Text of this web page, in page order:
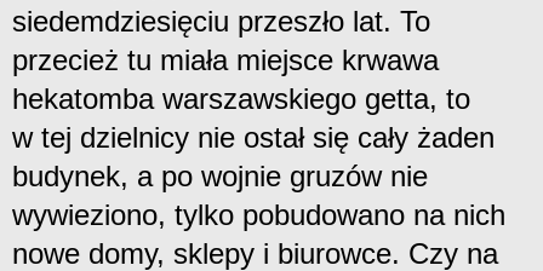
siedemdziesięciu przeszło lat. To
przecież tu miała miejsce krwawa
hekatomba warszawskiego getta, to
w tej dzielnicy nie ostał się cały żaden
budynek, a po wojnie gruzów nie
wywieziono, tylko pobudowano na nich
nowe domy, sklepy i biurowce. Czy na